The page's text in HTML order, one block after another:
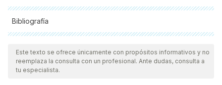
Bibliografía
Todas las fuentes citadas fueron revisadas a profundidad por
nuestro equipo, para asegurar su calidad, confiabilidad,
vigencia y validez.La bibliografía de este artículo fue
Este texto se ofrece únicamente con propósitos informativos y no
reemplaza la consulta con un profesional. Ante dudas, consulta a
tu especialista.